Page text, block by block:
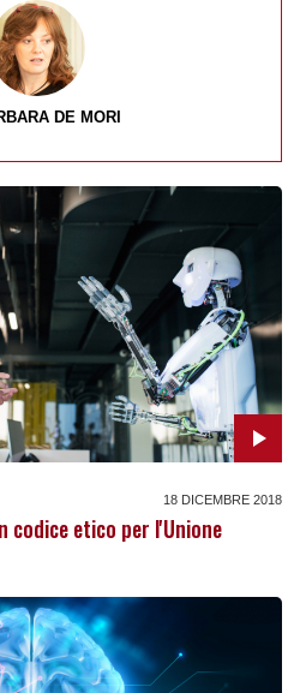
DE MORI
18 DICEMBRE 2018
codice etico per l'Unione